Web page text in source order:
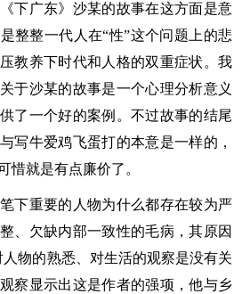
下广东》沙某的故事在这方面是意
整整一代人在“性”这个问题上的悲
教养下时代和人格的双重症状。我
于沙某的故事是一个心理分析意义
了一个好的案例。不过故事的结尾
写牛爱鸡飞蛋打的本意是一样的，
惜就是有点廉价了。
重要的人物为什么都存在较为严
、欠缺内部一致性的毛病，其原因
物的熟悉、对生活的观察是没有关
察显示出这是作者的强项，他与乡